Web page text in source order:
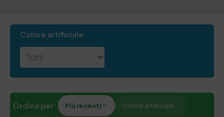
Colore artificiale
Ordina per: Più recenti Colore artificiale